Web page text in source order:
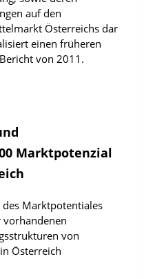
auf den
Österreichs dar
einen früheren
von 2011.
Marktpotenzial
des Marktpotentiales
vorhandenen
von
Österreich